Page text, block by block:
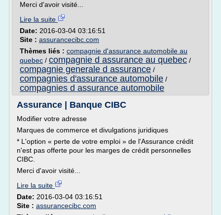
Merci d'avoir visité...
Lire la suite
Date: 2016-03-04 03:16:51
Site : assurancecibc.com
Thèmes liés : compagnie d'assurance automobile au
quebec / compagnie d assurance au quebec /
compagnie generale d assurance /
compagnies d'assurance automobile /
compagnies d assurance automobile
Assurance | Banque CIBC
Modifier votre adresse
Marques de commerce et divulgations juridiques
* L'option « perte de votre emploi » de l'Assurance crédit
n'est pas offerte pour les marges de crédit personnelles
CIBC.
Merci d'avoir visité...
Lire la suite
Date: 2016-03-04 03:16:51
Site : assurancecibc.com